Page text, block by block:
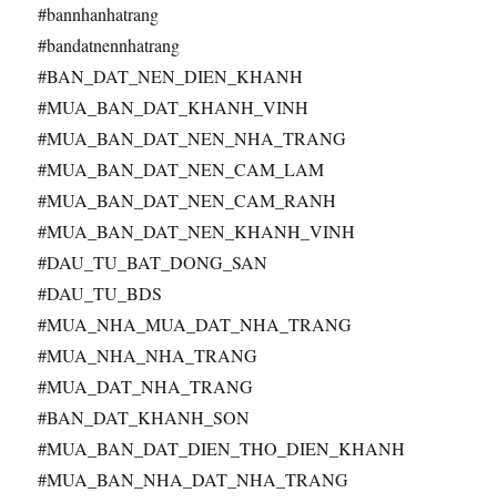
#bannhanhatrang
#bandatnennhatrang
#BAN_DAT_NEN_DIEN_KHANH
#MUA_BAN_DAT_KHANH_VINH
#MUA_BAN_DAT_NEN_NHA_TRANG
#MUA_BAN_DAT_NEN_CAM_LAM
#MUA_BAN_DAT_NEN_CAM_RANH
#MUA_BAN_DAT_NEN_KHANH_VINH
#DAU_TU_BAT_DONG_SAN
#DAU_TU_BDS
#MUA_NHA_MUA_DAT_NHA_TRANG
#MUA_NHA_NHA_TRANG
#MUA_DAT_NHA_TRANG
#BAN_DAT_KHANH_SON
#MUA_BAN_DAT_DIEN_THO_DIEN_KHANH
#MUA_BAN_NHA_DAT_NHA_TRANG